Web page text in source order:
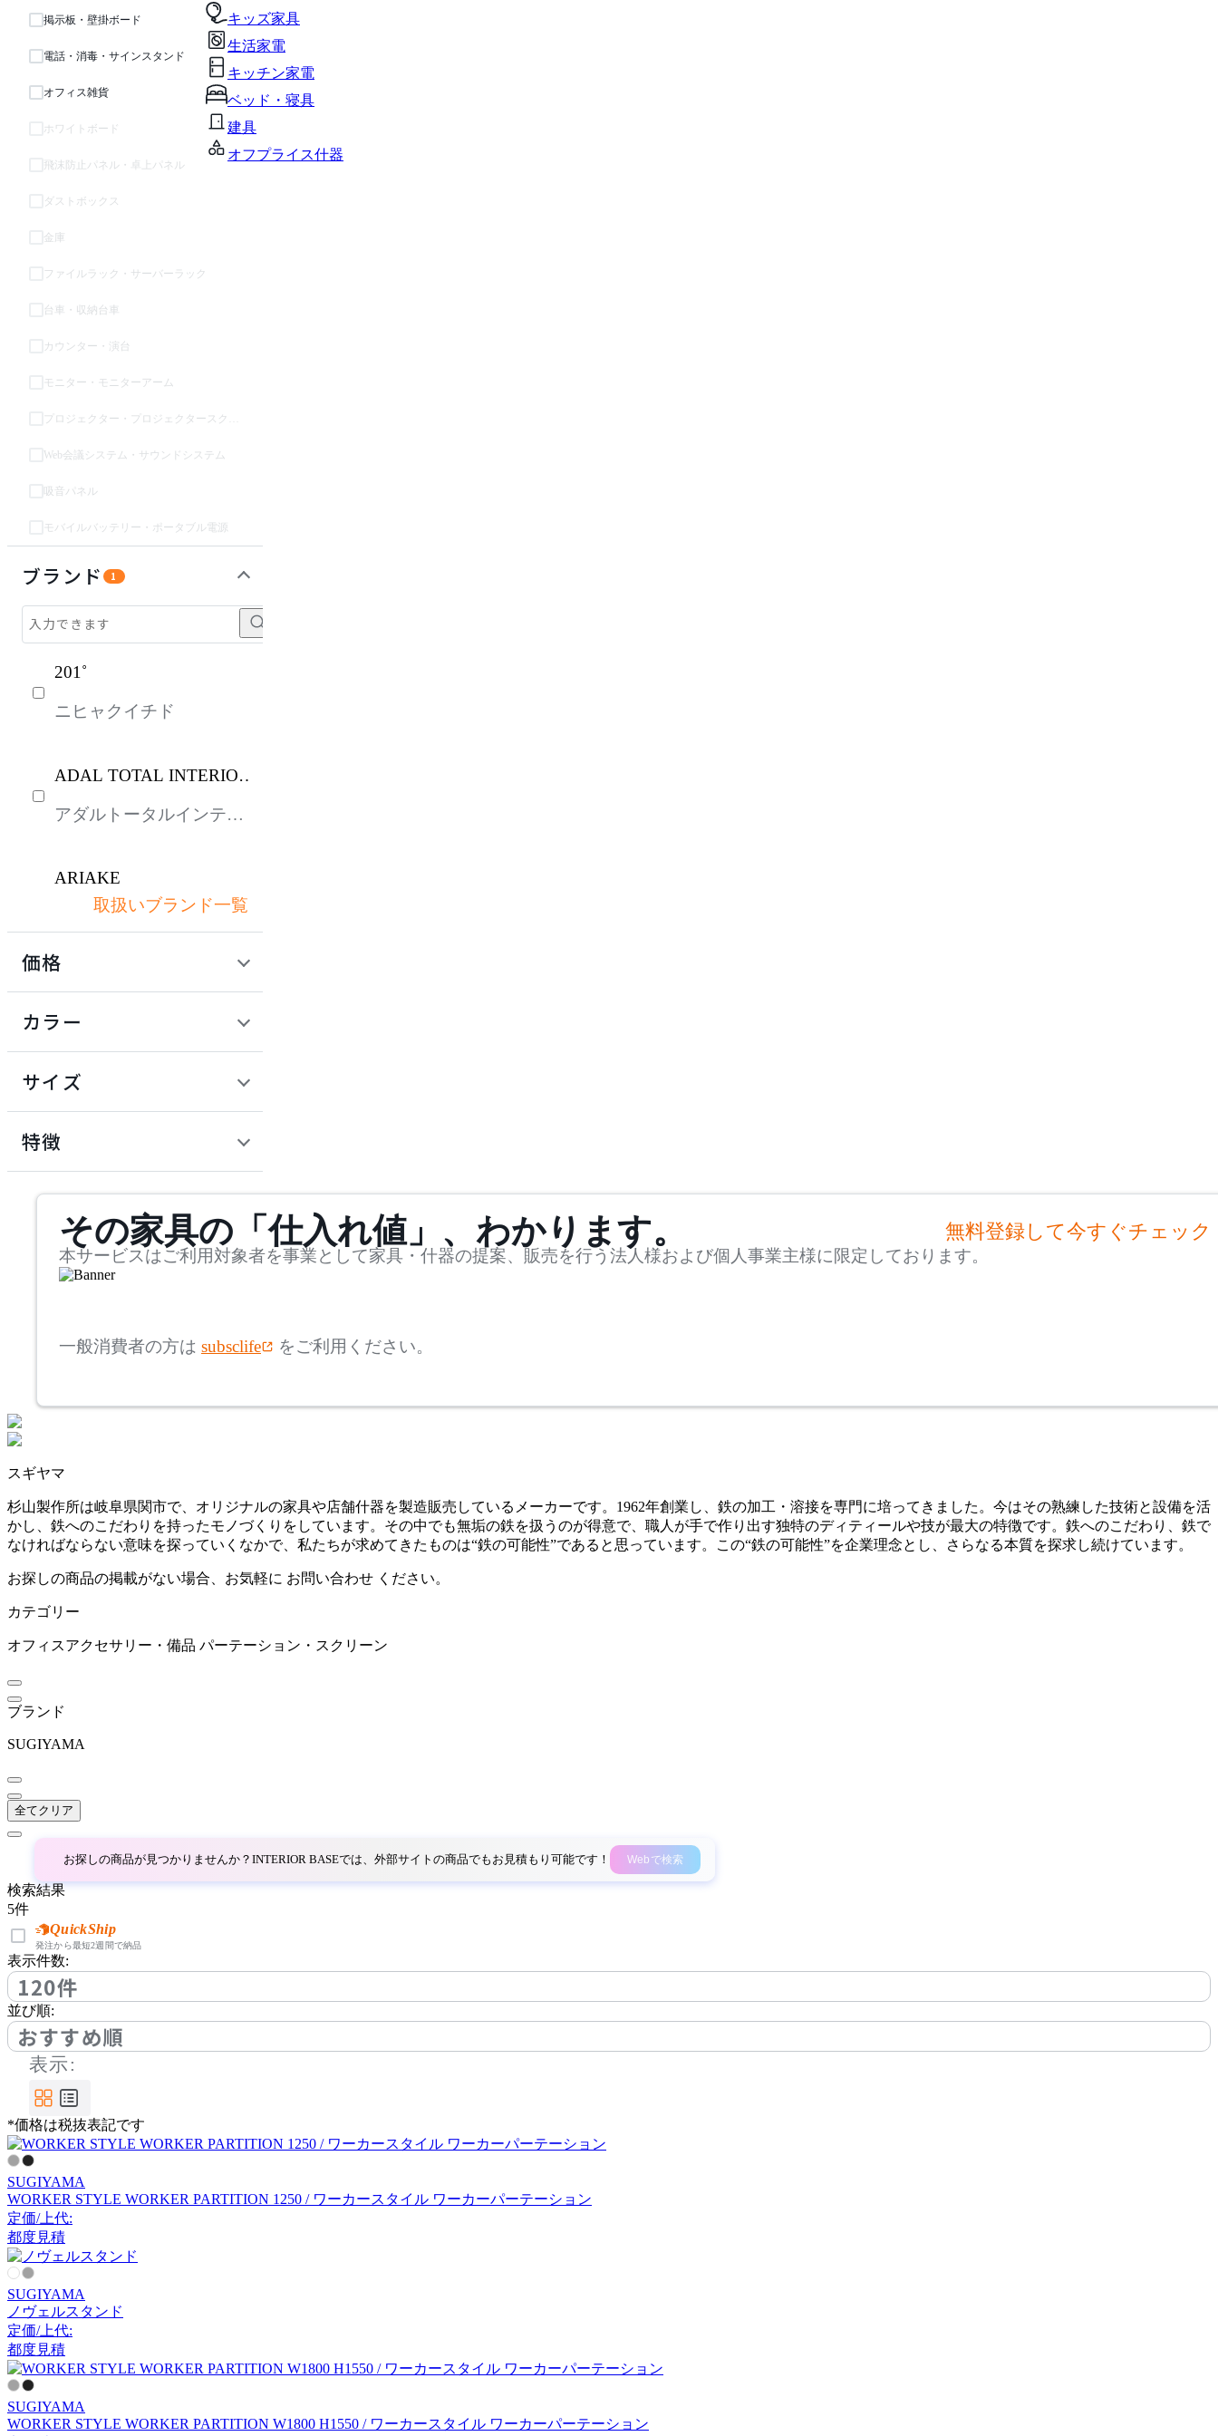
キッズ家具
生活家電
キッチン家電
ベッド・寝具
建具
オフプライス什器
掲示板・壁掛ボード
電話・消毒・サインスタンド
オフィス雑貨
ホワイトボード
飛沫防止パネル・卓上パネル
ダストボックス
金庫
ファイルラック・サーバーラック
台車・収納台車
カウンター・演台
モニター・モニターアーム
Web会議システム・サウンドシステム
吸音パネル
モバイルバッテリー・ポータブル電源
ブランド 1
201˚
ニヒャクイチド
ADAL TOTAL INTERIOR
アダルトータルインテリ
ARIAKE
アリアケ
アルテック
AZUMAYA
バイインテリアズ
esPattio
エスパティオ
エクストレミス
FIS
エフアイエス
HIKARI
イデー
イノウエ
ITOKI
イトーキ
KAWAJUN
カワジュン
KOKUYO
コクヨ
LION
取扱いブランド一覧
価格
カラー
サイズ
mm
検索
~
~
特徴
その家具の「仕入れ値」、わかります。 無料登録して今すぐチェック
本サービスはご利用対象者を事業として家具・什器の提案、販売を行う法人様および個人事業主様に限定しております。
一般消費者の方は subsclife をご利用ください。
スギヤマ
杉山製作所は岐阜県関市で、オリジナルの家具や店舗什器を製造販売しているメーカーです。1962年創業し、鉄の加工・溶接を専門に培ってきました。今はその熟練した技術と設備を活
かし、鉄へのこだわりを持ったモノづくりをしています。その中でも無垢の鉄を扱うのが得意で、職人が手で作り出す独特のディティールや技が最大の特徴です。鉄へのこだわり、鉄で
なければならない意味を探っていくなかで、私たちが求めてきたものは“鉄の可能性”であると思っています。この“鉄の可能性”を企業理念とし、さらなる本質を探求し続けています。
お探しの商品の掲載がない場合、お気軽に お問い合わせ ください。
カテゴリー
オフィスアクセサリー・備品 パーテーション・スクリーン
ブランド
SUGIYAMA
全てクリア
お探しの商品が見つかりませんか？INTERIOR BASEでは、外部サイトの商品でもお見積もり可能です！ Webで検索
検索結果
5件
QuickShip
発注から最短2週間で納品
表示件数:
120件
並び順:
おすすめ順
表示:
*価格は税抜表記です
SUGIYAMA
WORKER STYLE WORKER PARTITION 1250 / ワーカースタイル ワーカーパーテーション
定価/上代:
都度見積
SUGIYAMA
ノヴェルスタンド
定価/上代:
都度見積
SUGIYAMA
WORKER STYLE WORKER PARTITION W1800 H1550 / ワーカースタイル ワーカーパーテーション